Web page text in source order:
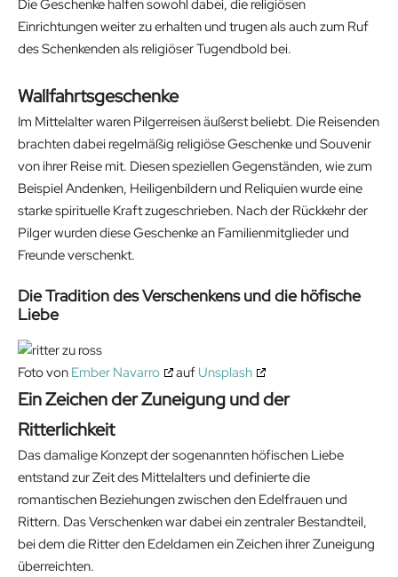
Die Geschenke halfen sowohl dabei, die religiösen
Einrichtungen weiter zu erhalten und trugen als auch zum Ruf
des Schenkenden als religiöser Tugendbold bei.
Wallfahrtsgeschenke
Im Mittelalter waren Pilgerreisen äußerst beliebt. Die Reisenden
brachten dabei regelmäßig religiöse Geschenke und Souvenir
von ihrer Reise mit. Diesen speziellen Gegenständen, wie zum
Beispiel Andenken, Heiligenbildern und Reliquien wurde eine
starke spirituelle Kraft zugeschrieben. Nach der Rückkehr der
Pilger wurden diese Geschenke an Familienmitglieder und
Freunde verschenkt.
Die Tradition des Verschenkens und die höfische
Liebe
Foto von Ember Navarro auf Unsplash
Ein Zeichen der Zuneigung und der
Ritterlichkeit
Das damalige Konzept der sogenannten höfischen Liebe
entstand zur Zeit des Mittelalters und definierte die
romantischen Beziehungen zwischen den Edelfrauen und
Rittern. Das Verschenken war dabei ein zentraler Bestandteil,
bei dem die Ritter den Edeldamen ein Zeichen ihrer Zuneigung
überreichten.